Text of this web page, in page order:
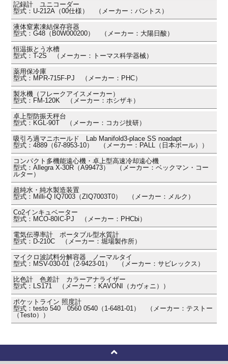
記録計 ユニコーダー
型式：U-212A（00仕様） （メーカー：パントス）
液体窒素凍結保存容器
型式：G48（B0W000200） （メーカー：大陽日酸）
恒温振とう水槽
型式：T-2S （メーカー：トーマス科学器械）
薬用保冷庫
型式：MPR-715F-PJ （メーカー：PHC）
製氷機（フレークアイスメーカー）
型式：FM-120K （メーカー：ホシザキ）
卓上型防振天秤台
型式：KGL-90T （メーカー：コカジ技研）
吸引ろ過マニホールド Lab Manifold3-place SS noadapt
型式：4889（67-8953-10） （メーカー：PALL（日本ポール））
コンパクト多機能遠心機・卓上型高速冷却遠心機
型式：Allegra X-30R（A99473） （メーカー：ベックマン・コー
ルター）
超純水・純水製造装置
型式：Milli-Q IQ7003（ZIQ7003T0） （メーカー：メルク）
Co2インキュベーター
型式：MCO-80IC-PJ （メーカー：PHCbi）
電気伝導率計 ポータブル型水質計
型式：D-210C （メーカー：堀場製作所）
マイクロ波試料分解容器 ノーマルタイ
型式：MSV-030-01（2-9423-01） （メーカー：サビレックス）
比色計 色差計 カラーアナライザー
型式：LS171 （メーカー：KAVONI（カヴォニ））
ポケットライン 照度計
型式：testo 540 0560 0540（1-6481-01） （メーカー：テストー
（Testo））